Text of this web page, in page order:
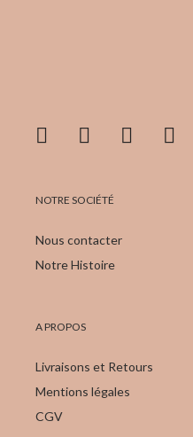
NOTRE SOCIÉTÉ
Nous contacter
Notre Histoire
A PROPOS
Livraisons et Retours
Mentions légales
CGV